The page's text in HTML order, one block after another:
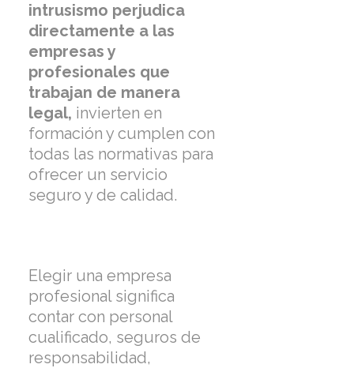
intrusismo perjudica
directamente a las
empresas y
profesionales que
trabajan de manera
legal, invierten en
formación y cumplen con
todas las normativas para
ofrecer un servicio
seguro y de calidad.
Elegir una empresa
profesional significa
contar con personal
cualificado, seguros de
responsabilidad,